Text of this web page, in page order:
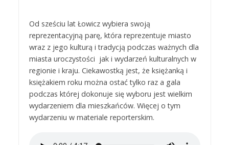
Od sześciu lat Łowicz wybiera swoją
reprezentacyjną parę, która reprezentuje miasto
wraz z jego kulturą i tradycją podczas ważnych dla
miasta uroczystości jak i wydarzeń kulturalnych w
regionie i kraju. Ciekawostką jest, że księżanką i
księżakiem roku można ostać tylko raz a gala
podczas której dokonuje się wyboru jest wielkim
wydarzeniem dla mieszkańców. Więcej o tym
wydarzeniu w materiale reporterskim.